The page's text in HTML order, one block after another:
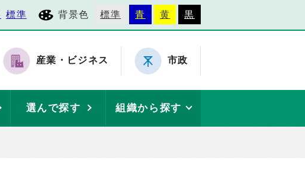
標準 背景色 標準 青 黄 黒
産業・ビジネス 市政
選んで探す 組織から探す